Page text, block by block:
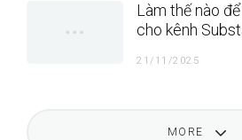
Làm thế nào
cho kênh
21/11/2025
MORE